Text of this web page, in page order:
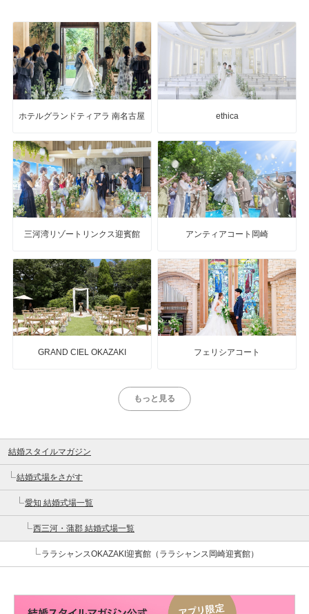
ホテルグランドティアラ 南名古屋 ethica
三河湾リゾートリンクス迎賓館 アンティアコート岡崎
GRAND CIEL OKAZAKI フェリシアコート
もっと見る
結婚スタイルマガジン
結婚式場をさがす
愛知 結婚式場一覧
西三河・蒲郡 結婚式場一覧
ララシャンスOKAZAKI迎賓館（ララシャンス岡崎迎賓館）